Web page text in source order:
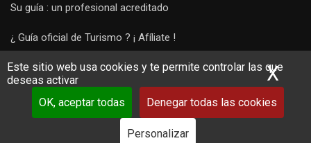
Este sitio web usa cookies y te permite controlar las que
deseas activar
OK, aceptar todas
Denegar todas las cookies
Personalizar
X
Su guía : un profesional acreditado
¿ Guía oficial de Turismo ? ¡ Afíliate !
Subir una visita y empezar a trabajar !